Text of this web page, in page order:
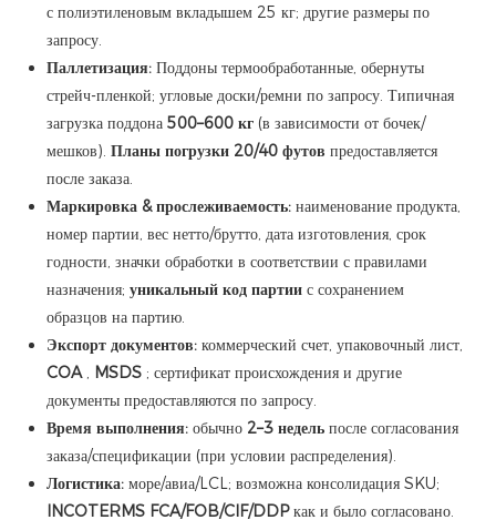
с полиэтиленовым вкладышем 25 кг; другие размеры по
запросу.
Паллетизация: Поддоны термообработанные, обернуты
стрейч-пленкой; угловые доски/ремни по запросу. Типичная
загрузка поддона 500–600 кг (в зависимости от бочек/
мешков). Планы погрузки 20/40 футов предоставляется
после заказа.
Маркировка & прослеживаемость: наименование продукта,
номер партии, вес нетто/брутто, дата изготовления, срок
годности, значки обработки в соответствии с правилами
назначения; уникальный код партии с сохранением
образцов на партию.
Экспорт документов: коммерческий счет, упаковочный лист,
COA , MSDS ; сертификат происхождения и другие
документы предоставляются по запросу.
Время выполнения: обычно 2–3 недель после согласования
заказа/спецификации (при условии распределения).
Логистика: море/авиа/LCL; возможна консолидация SKU;
INCOTERMS FCA/FOB/CIF/DDPкак и было согласовано.